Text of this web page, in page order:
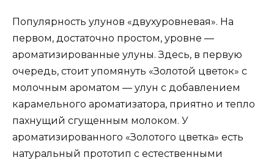
Популярность улунов «двухуровневая». На
первом, достаточно простом, уровне —
ароматизированные улуны. Здесь, в первую
очередь, стоит упомянуть «Золотой цветок» с
молочным ароматом — улун с добавлением
карамельного ароматизатора, приятно и тепло
пахнущий сгущенным молоком. У
ароматизированного «Золотого цветка» есть
натуральный прототип с естественными